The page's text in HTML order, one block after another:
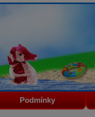
Podmínky